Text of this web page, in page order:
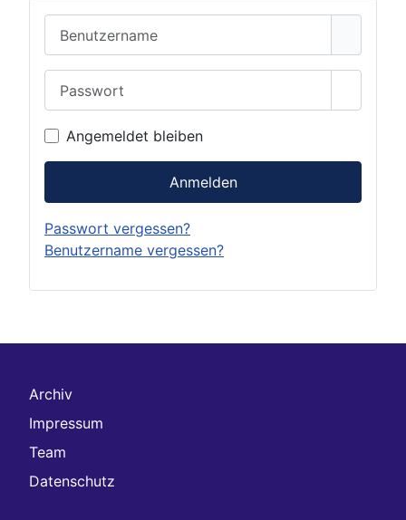
Angemeldet bleiben
Anmelden
Passwort vergessen?
Benutzername vergessen?
Archiv
Impressum
Team
Datenschutz